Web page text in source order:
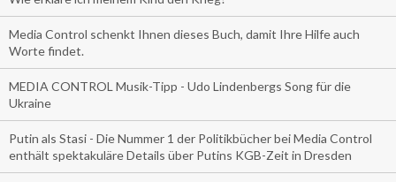
Media Control schenkt Ihnen dieses Buch, damit Ihre Hilfe auch
Worte findet.
MEDIA CONTROL Musik-Tipp - Udo Lindenbergs Song für die
Ukraine
Putin als Stasi - Die Nummer 1 der Politikbücher bei Media Control
enthält spektakuläre Details über Putins KGB-Zeit in Dresden